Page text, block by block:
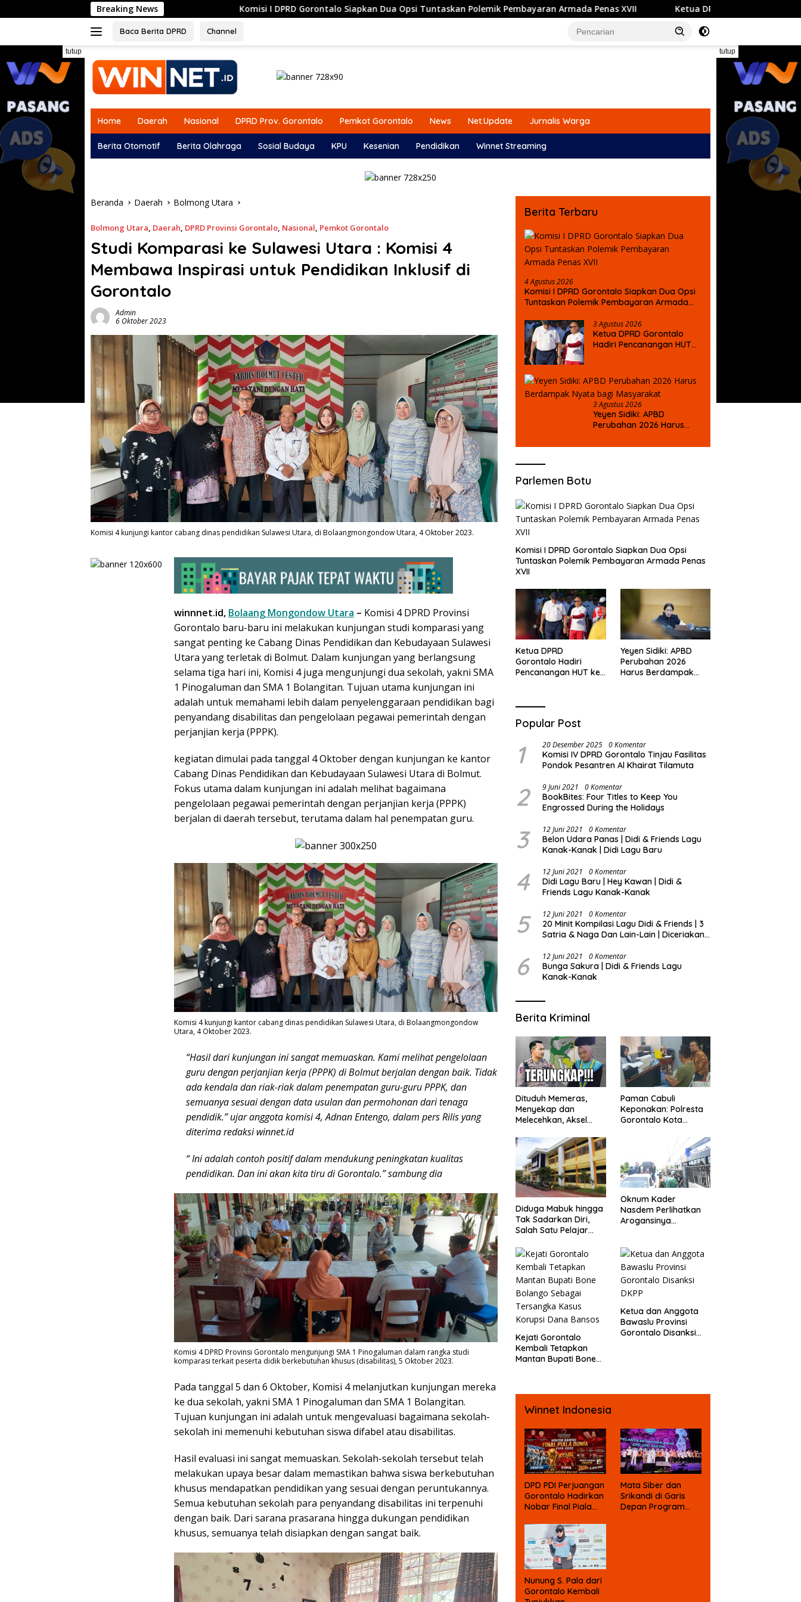
ke
Breaking NewsKomisi I DPRD Gorontalo Siapkan Dua Opsi Tuntaskan Polemik Pembayaran Armada Penas XVII Ketua DPRD Gorontalo Hadiri Pencanangan HUT ke-
Baca Berita DPRD Channel
tutup tutup
Home Daerah Nasional DPRD Prov. Gorontalo Pemkot Gorontalo News Net.Update Jurnalis Warga
Berita Otomotif Berita Olahraga Sosial Budaya KPU Kesenian Pendidikan Winnet Streaming
Beranda Daerah Bolmong Utara
Bolmong Utara, Daerah, DPRD Provinsi Gorontalo, Nasional, Pemkot Gorontalo
Studi Komparasi ke Sulawesi Utara : Komisi 4
Membawa Inspirasi untuk Pendidikan Inklusif di
Gorontalo
Admin
6 Oktober 2023
Komisi 4 kunjungi kantor cabang dinas pendidikan Sulawesi Utara, di Bolaangmongondow Utara, 4 Oktober 2023.
winnnet.id, Bolaang Mongondow Utara – Komisi 4 DPRD Provinsi
Gorontalo baru-baru ini melakukan kunjungan studi komparasi yang
sangat penting ke Cabang Dinas Pendidikan dan Kebudayaan Sulawesi
Utara yang terletak di Bolmut. Dalam kunjungan yang berlangsung
selama tiga hari ini, Komisi 4 juga mengunjungi dua sekolah, yakni SMA
1 Pinogaluman dan SMA 1 Bolangitan. Tujuan utama kunjungan ini
adalah untuk memahami lebih dalam penyelenggaraan pendidikan bagi
penyandang disabilitas dan pengelolaan pegawai pemerintah dengan
perjanjian kerja (PPPK).
kegiatan dimulai pada tanggal 4 Oktober dengan kunjungan ke kantor
Cabang Dinas Pendidikan dan Kebudayaan Sulawesi Utara di Bolmut.
Fokus utama dalam kunjungan ini adalah melihat bagaimana
pengelolaan pegawai pemerintah dengan perjanjian kerja (PPPK)
berjalan di daerah tersebut, terutama dalam hal penempatan guru.
Komisi 4 kunjungi kantor cabang dinas pendidikan Sulawesi Utara, di Bolaangmongondow
Utara, 4 Oktober 2023.
“Hasil dari kunjungan ini sangat memuaskan. Kami melihat pengelolaan
guru dengan perjanjian kerja (PPPK) di Bolmut berjalan dengan baik. Tidak
ada kendala dan riak-riak dalam penempatan guru-guru PPPK, dan
semuanya sesuai dengan data usulan dan permohonan dari tenaga
pendidik.” ujar anggota komisi 4, Adnan Entengo, dalam pers Rilis yang
diterima redaksi winnet.id
“ Ini adalah contoh positif dalam mendukung peningkatan kualitas
pendidikan. Dan ini akan kita tiru di Gorontalo.” sambung dia
Komisi 4 DPRD Provinsi Gorontalo mengunjungi SMA 1 Pinogaluman dalam rangka studi
komparasi terkait peserta didik berkebutuhan khusus (disabilitas), 5 Oktober 2023.
Pada tanggal 5 dan 6 Oktober, Komisi 4 melanjutkan kunjungan mereka
ke dua sekolah, yakni SMA 1 Pinogaluman dan SMA 1 Bolangitan.
Tujuan kunjungan ini adalah untuk mengevaluasi bagaimana sekolah-
sekolah ini memenuhi kebutuhan siswa difabel atau disabilitas.
Hasil evaluasi ini sangat memuaskan. Sekolah-sekolah tersebut telah
melakukan upaya besar dalam memastikan bahwa siswa berkebutuhan
khusus mendapatkan pendidikan yang sesuai dengan peruntukannya.
Semua kebutuhan sekolah para penyandang disabilitas ini terpenuhi
dengan baik. Dari sarana prasarana hingga dukungan pendidikan
khusus, semuanya telah disiapkan dengan sangat baik.
Berita Terbaru
4 Agustus 2026
Komisi I DPRD Gorontalo Siapkan Dua Opsi
Tuntaskan Polemik Pembayaran Armada
3 Agustus 2026
Ketua DPRD Gorontalo
Hadiri Pencanangan HUT
dan Gotong Royong di
Danau Perintis
3 Agustus 2026
Yeyen Sidiki: APBD
Perubahan 2026 Harus
Masyarakat
Parlemen Botu
Komisi I DPRD Gorontalo Siapkan Dua Opsi
Tuntaskan Polemik Pembayaran Armada Penas
XVII
Ketua DPRD
Gorontalo Hadiri
Pencanangan HUT ke-
Nasionalisme dan
Danau Perintis
Yeyen Sidiki: APBD
Perubahan 2026
Harus Berdampak
Popular Post
1 20 Desember 2025 0 Komentar
Komisi IV DPRD Gorontalo Tinjau Fasilitas
Pondok Pesantren Al Khairat Tilamuta
2 9 Juni 2021 0 Komentar
BookBites: Four Titles to Keep You
Engrossed During the Holidays
3 12 Juni 2021 0 Komentar
Belon Udara Panas | Didi & Friends Lagu
Kanak-Kanak | Didi Lagu Baru
4 12 Juni 2021 0 Komentar
Didi Lagu Baru | Hey Kawan | Didi &
Friends Lagu Kanak-Kanak
5 12 Juni 2021 0 Komentar
20 Minit Kompilasi Lagu Didi & Friends | 3
Satria & Naga Dan Lain-Lain | Diceriakan
6 12 Juni 2021 0 Komentar
Bunga Sakura | Didi & Friends Lagu
Kanak-Kanak
Berita Kriminal
Dituduh Memeras,
Menyekap dan
Melecehkan, Aksel
Ungkap Fakta
Mengejutkan!
Paman Cabuli
Keponakan: Polresta
Gorontalo Kota
Kejahatan Seksual
Diduga Mabuk hingga
Tak Sadarkan Diri,
Salah Satu Pelajar
hingga Diberikan
Benturan Fisik oleh
Beberapa Temannya
Oknum Kader
Nasdem Perlihatkan
Arogansinya
Pelecehan Profesi
Jurnalis
Kejati Gorontalo
Kembali Tetapkan
Mantan Bupati Bone
Ketua dan Anggota
Bawaslu Provinsi
Gorontalo Disanksi
Winnet Indonesia
DPD PDI Perjuangan
Gorontalo Hadirkan
Nobar Final Piala
Mata Siber dan
Srikandi di Garis
Depan Program
Nunung S. Pala dari
Gorontalo Kembali